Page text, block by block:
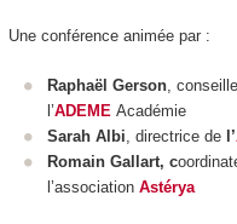
Une conférence animée par :
Raphaël Gerson ,
l’ADEME Académie
Sarah Albi , directrice de l’
Romain Gallart, c
l’association Astérya